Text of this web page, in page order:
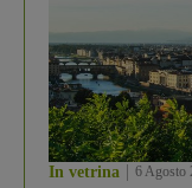
In vetrina 6 Agosto